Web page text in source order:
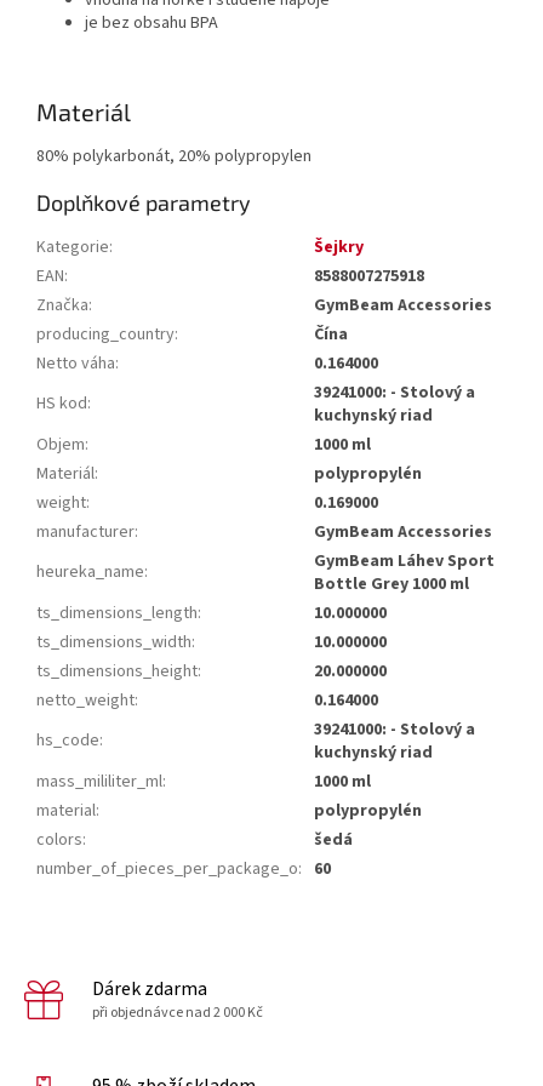
je bez obsahu BPA
Materiál
80% polykarbonát, 20% polypropylen
Doplňkové parametry
Kategorie:
Šejkry
EAN:
8588007275918
Značka:
GymBeam Accessories
producing_country:
Čína
Netto váha:
0.164000
HS kod:
39241000: - Stolový a
kuchynský riad
Objem:
1000 ml
Materiál:
polypropylén
weight:
0.169000
manufacturer:
GymBeam Accessories
heureka_name:
GymBeam Láhev Sport
Bottle Grey 1000 ml
ts_dimensions_length:
10.000000
ts_dimensions_width:
10.000000
ts_dimensions_height:
20.000000
netto_weight:
0.164000
hs_code:
39241000: - Stolový a
kuchynský riad
mass_mililiter_ml:
1000 ml
material:
polypropylén
colors:
šedá
number_of_pieces_per_package_o: 60
Dárek zdarma
při objednávce nad 2 000 Kč